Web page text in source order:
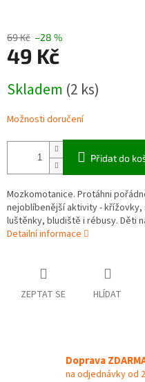
69 Kč –28 %
49 Kč
cena:
Skladem (2 ks)
Možnosti doručení
Přidat do
Mozkomotanice. Protáhni
nejoblíbenější aktivity -
luštěnky, bludiště i rébusy. Děti
Detailní informace
ZEPTAT SE HLÍDAT
Doprava
na odjednávky od